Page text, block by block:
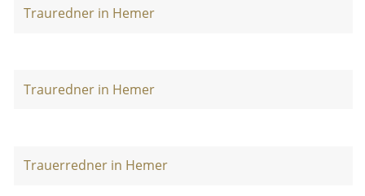
Trauredner in Hemer
Trauredner in Hemer
Trauerredner in Hemer